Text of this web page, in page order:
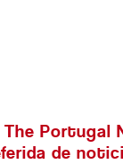
Portugal
de